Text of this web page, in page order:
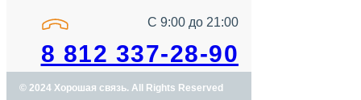
С 9:00 до 21:00
8 812 337-28-90
© 2024 Хорошая связь. All Rights Reserved